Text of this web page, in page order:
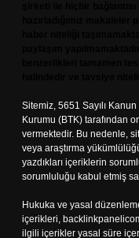
Sitemiz, 5651 Sayılı
Kurumu (BTK) tarafından
vermektedir. Bu nedenle,
veya araştırma
yazdıkları içeriklerin
sorumluluğu kabul etmiş
Hukuka ve yasal
içerikleri,
ilgili içerikler yasal süre